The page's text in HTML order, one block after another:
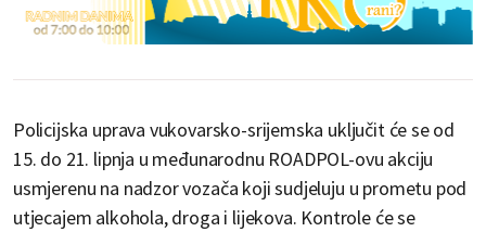
Policijska uprava vukovarsko-srijemska uključit će se od
15. do 21. lipnja u međunarodnu ROADPOL-ovu akciju
usmjerenu na nadzor vozača koji sudjeluju u prometu pod
utjecajem alkohola, droga i lijekova. Kontrole će se